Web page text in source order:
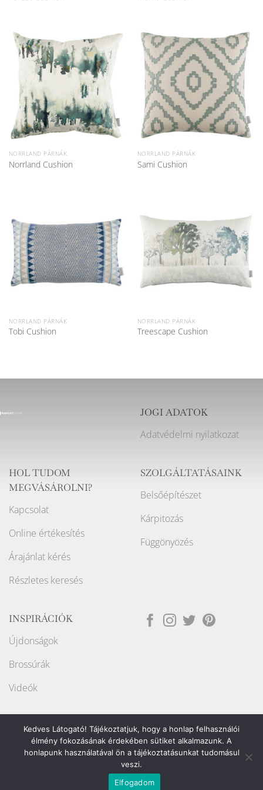
NORRLAND PÁRNÁK
Norrland Cushion
NORRLAND PÁRNÁK
Sami Cushion
NORRLAND PÁRNÁK
Tobi Cushion
NORRLAND PÁRNÁK
Treescape Cushion
JOGI ADATOK
Adatvédelmi nyilatkozat
HOL TUDOM
MEGVÁSÁROLNI?
Kapcsolat
Online értékesítés
Árajánlat kérés
Részletes keresés
SZOLGÁLTATÁSAINK
Belsőépítészet
Kárpitozás
Függönyözés
INSPIRÁCIÓK
Újdonságok
Brossúrák
Videók
Weboldalt készítette:
Copyright ©2026Raport Store
Kedves Látogató! Tájékoztatjuk, hogy a honlap felhasználói
élmény fokozásának érdekében sütiket alkalmazunk. A
honlapunk használatával ön a tájékoztatásunkat tudomásul
veszi.
Elfogadom